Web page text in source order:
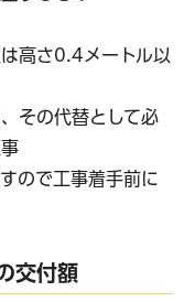
高さ0.4メートル以
その代替として必
ので工事着手前に
交付額